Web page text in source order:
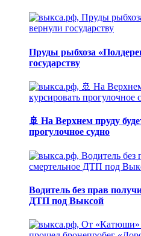
Пруды рыбхоза
государству
🚢 На Верхнем пруду
прогулочное судно
Водитель без прав
ДТП под Выксой